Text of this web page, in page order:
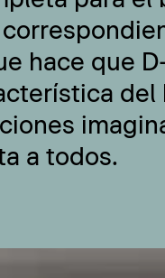
hace que
del
a todos.